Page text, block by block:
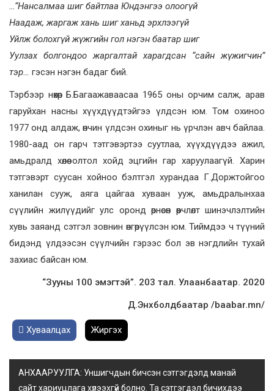
…“Нансалмаа шиг байтлаа Юндэнгээ олоогүй
Наадаж, жаргаж хань шиг ханьд эрхлээгүй
Уйлж болохгүй жүжгийн гол нэгэн баатар шиг
Уулзах болгондоо жаргалтай харагдсан “сайн жүжигчин”
тэр… гэсэн нэгэн бадаг бий.
Тэрбээр нөхөр Б.Багаажаваасаа 1965 оны орчим салж, арав
гаруйхан насны хүүхдүүдтэйгээ үлдсэн юм. Том охиноо
1977 онд алдаж, өнчин үлдсэн охиныг нь үрчлэн авч байлаа.
1980-аад он гарч тэтгэвэртээ суутлаа, хүүхдүүдээ ажил,
амьдралд хөлөө олтол хойд эцгийн гар харуулаагүй. Харин
тэтгэвэрт суусан хойноо бэлтгэл хурандаа Г.Доржтойгоо
ханилан сууж, аяга цайгаа хуваан ууж, амьдралынхаа
сүүлийн жилүүдийг улс оронд өрнөсөн өөрчлөлт шинэчлэлтийн
хувь заяанд сэтгэл зовнин өнгөрүүлсэн юм. Тиймдээ ч түүний
бидэнд үлдээсэн сүүлчийн гэрээс бол эв нэгдлийн тухай
захиас байсан юм.
“Зууны 100 эмэгтэй”. 203 тал. Улаанбаатар. 2020
Д.Энхболдбаатар /baabar.mn/
Хуваалцах Жиргэх
АНХААРУУЛГА: Уншигчдын бичсэн сэтгэгдэлд манай
сайт хариуцлага хүлээхгүй болно. Та сэтгэгдэл бичихдээ